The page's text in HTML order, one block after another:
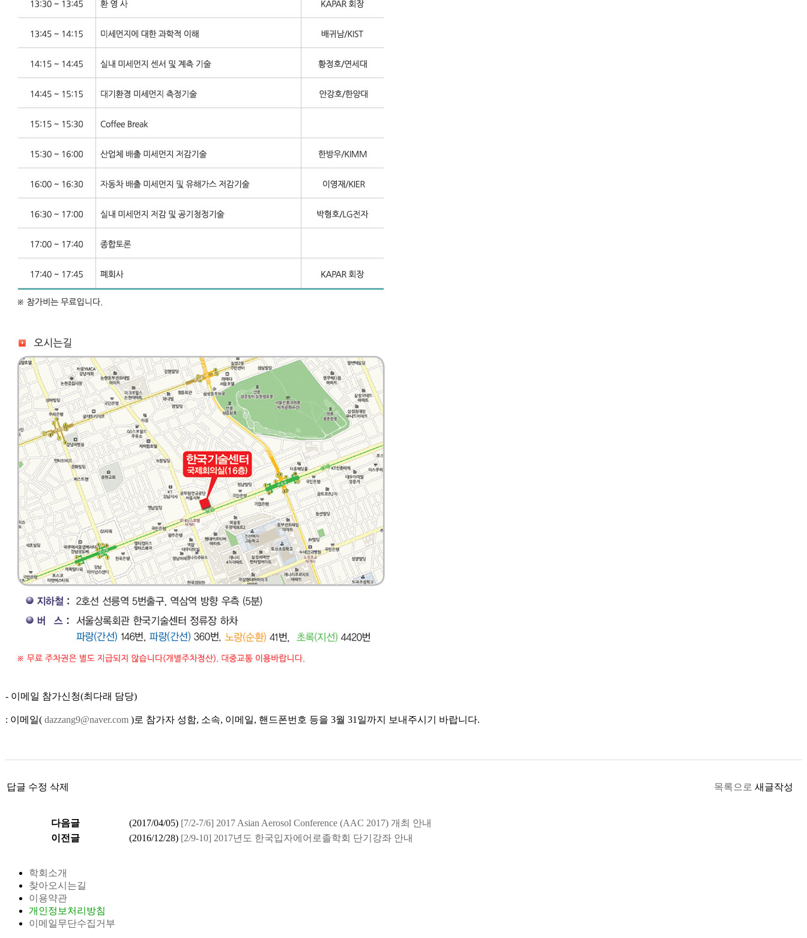
- 이메일 참가신청(최다래 담당)
: 이메일( dazzang9@naver.com )로 참가자 성함, 소속, 이메일, 핸드폰번호 등을 3월 31일까지 보내주시기 바랍니다.
답글 수정 삭제 목록으로 새글작성
다음글 (2017/04/05) [7/2-7/6] 2017 Asian Aerosol Conference (AAC 2017) 개최 안내
이전글
(2016/12/28) [2/9-10] 2017년도 한국입자에어로졸학회 단기강좌 안내
학회소개
찾아오시는길
이용약관
개인정보처리방침
이메일무단수집거부